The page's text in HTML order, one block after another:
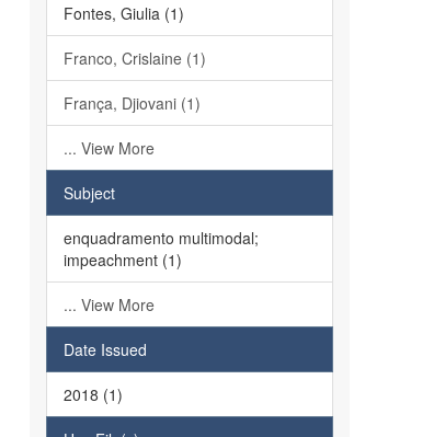
Fontes, Giulia (1)
Franco, Crislaine (1)
França, Djiovani (1)
... View More
Subject
enquadramento multimodal;
impeachment (1)
... View More
Date Issued
2018 (1)